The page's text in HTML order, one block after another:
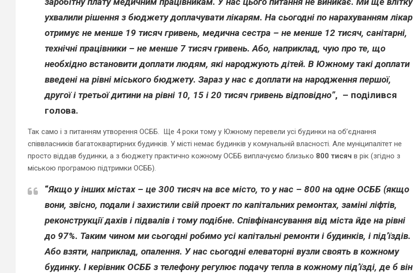
ухвалили рішення з бюджету доплачувати лікарям. На сьогодні по нарахуванням лікар
отримує не менше 19 тисяч гривень, медична сестра – не менше 12 тисяч, санітарні,
технічні працівники – не менше 7 тисяч гривень. Або, наприклад, чую про те, що
необхідно встановити доплати людям, які народжують дітей. В Южному такі доплати
введені на рівні міського бюджету. Зараз у нас є доплати на народження першої,
другої і третьої дитини на рівні 10, 15 і 20 тисяч гривень відповідно”, – поділився
голова.
Так само і з питанням утворення ОСББ. Ще 4 роки тому у Южному перевели усі будинки на об’єднання
співвласників багатоквартирних будинків. У місті немає будинків у комунальній власності. Але муніципалітет не
просто віддав будинки, а з бюджету практично кожному ОСББ виплачуємо близько 800 тисяч в рік (згідно з
міською програмою підтримки ОСББ).
“Якщо у інших містах – це 300 тисяч на все місто, то у нас – 800 на одне ОСББ (якщо
вони, звісно, подали і захистили свій проект по капітальних ремонтах, заміні ліфтів,
реконструкції дахів і підвалів і тому подібне. Співфінансування від міста йде на рівні
до 97%. Таким чином ми сьогодні робимо усі капітальні ремонти і будинків, і під’їздів.
Або взяти, наприклад, опалення. У нас сьогодні елеваторні вузли своять в кожному
будинку. І керівник ОСББ з телефону регулює подачу тепла в кожному під’їзді, де б він